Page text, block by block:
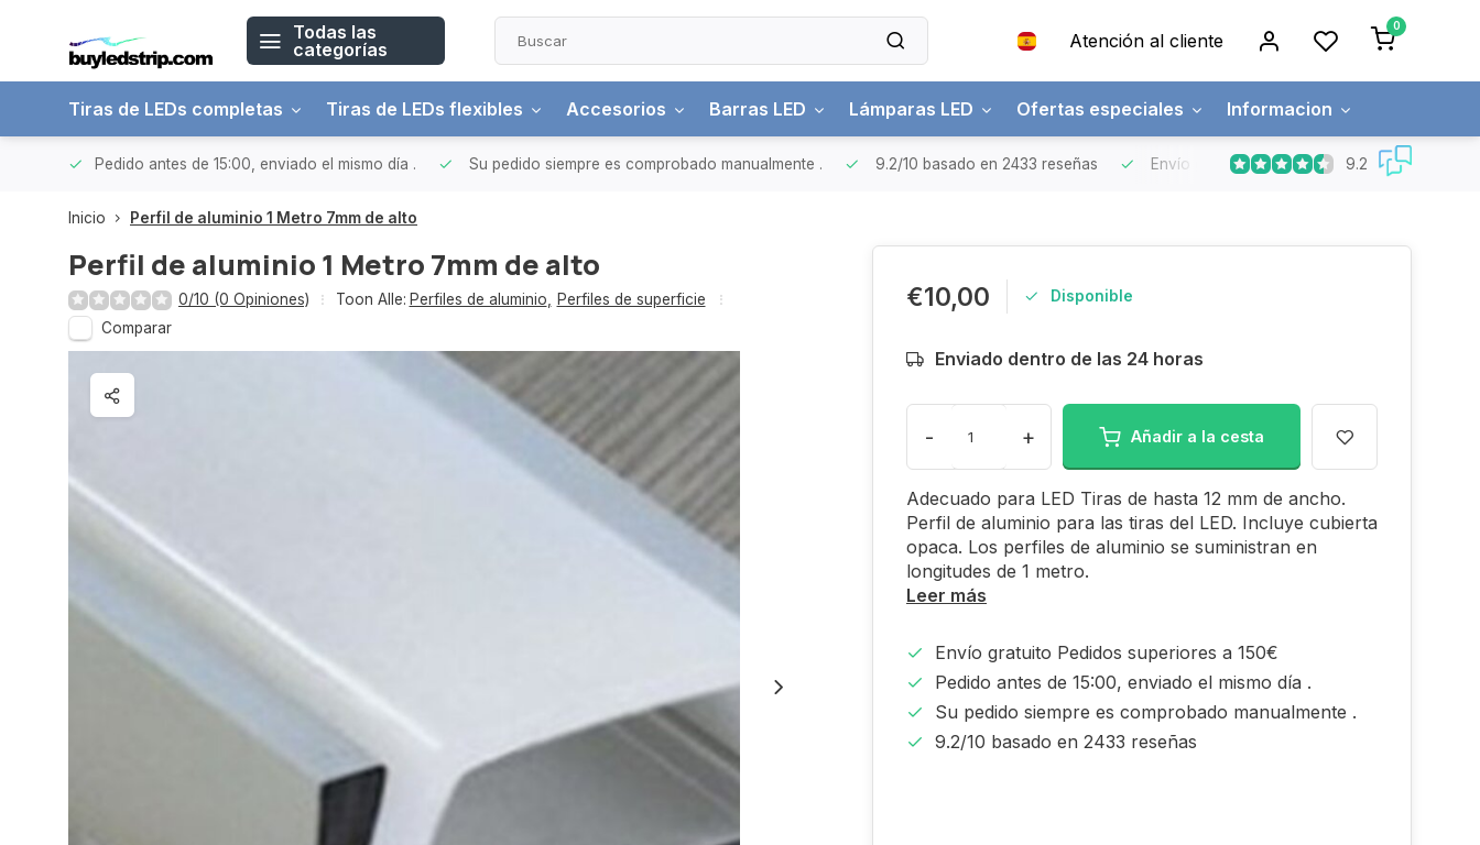
Todas las
categorías
Atención al cliente
0
Tiras de LEDs completas Tiras de LEDs flexibles Accesorios Barras LED Lámparas LED Ofertas especiales Informacion
Pedido antes de 15:00, enviado el mismo día . Su pedido siempre es comprobado manualmente . 9.2/10 basado en 2433 reseñas Envío gratuitoPedidos superiores a 150€
9.2
Inicio Perfil de aluminio 1 Metro 7mm de alto
Perfil de aluminio 1 Metro 7mm de alto
0/10 (0 Opiniones) Toon Alle: Perfiles de aluminio
Perfiles de superficie
Comparar
€10,00 Disponible
Enviado dentro de las 24 horas
- + Añadir a la cesta
Adecuado para LED Tiras de hasta 12 mm de ancho.
Perfil de aluminio para las tiras del LED. Incluye cubierta
opaca. Los perfiles de aluminio se suministran en
longitudes de 1 metro.
Leer más
Envío gratuito Pedidos superiores a 150€
Pedido antes de 15:00, enviado el mismo día .
Su pedido siempre es comprobado manualmente .
9.2/10 basado en 2433 reseñas